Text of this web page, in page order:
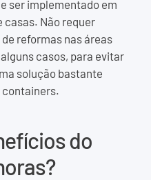
ser implementado em
casas. Não requer
reformas nas áreas
casos, para evitar
solução bastante
containers.
do